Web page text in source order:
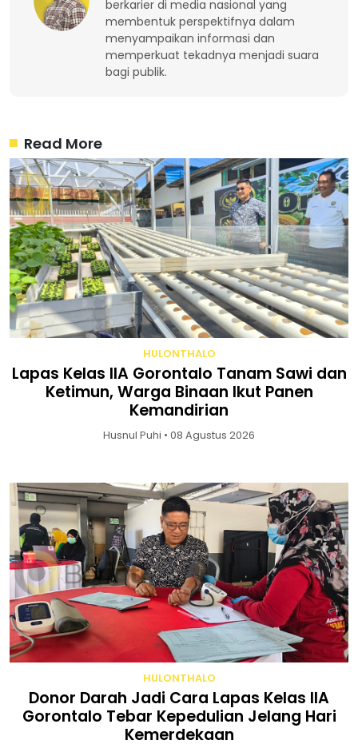
berkarier di media nasional yang
membentuk perspektifnya dalam
menyampaikan informasi dan
memperkuat tekadnya menjadi suara
bagi publik.
Read More
HULONTHALO
Lapas Kelas IIA Gorontalo Tanam Sawi dan
Ketimun, Warga Binaan Ikut Panen
Kemandirian
Husnul Puhi • 08 Agustus 2026
HULONTHALO
Donor Darah Jadi Cara Lapas Kelas IIA
Gorontalo Tebar Kepedulian Jelang Hari
Kemerdekaan